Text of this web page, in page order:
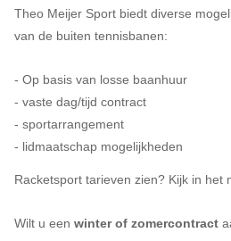
Theo Meijer Sport biedt diverse
van de buiten tennisbanen:
- Op basis van losse baanhuur
- vaste dag/tijd contract
- sportarrangement
- lidmaatschap mogelijkheden
Racketsport tarieven zien? Kijk in het
Wilt u een winter of zomercontract